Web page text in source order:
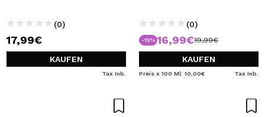
(0)
17,99€
KAUFEN
Tax Inb.
(0)
-15% 16,99€19,99€
KAUFEN
Preis x 100 Ml: 10,00€ Tax Inb.